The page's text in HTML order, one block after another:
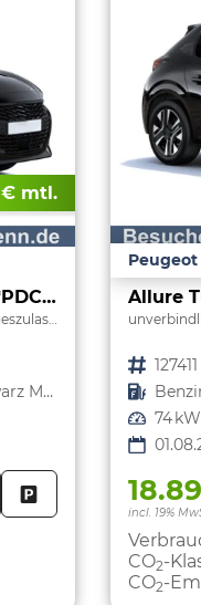
€ mtl.
Allure Turbo 100 PS Android Auto*SHZ*PDC v/h*Klimaauto*Tempomat*
Perla Nera Schwarz Metallic
FAHRZEUG PARKEN
Peugeot
Fahrzeugnr. 127411
Kraftstoff
Leistung 74 kW
incl. 19%
CO2-
CO2-